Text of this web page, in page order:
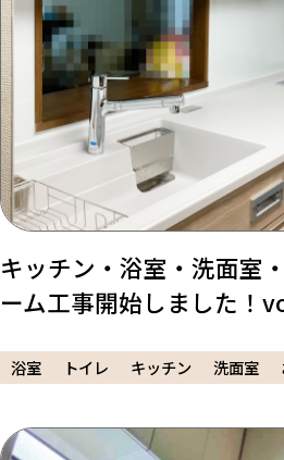
キッチン・浴室・洗面室
ーム工事開始しました！
浴室 トイレ キッチン 洗面室